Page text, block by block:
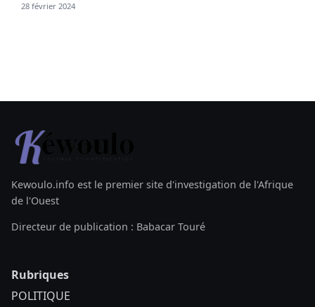
28 février 2024
Kewoulo.info est le premier site d'investigation de l'Afrique
de l'Ouest
Directeur de publication : Babacar Touré
Rubriques
POLITIQUE